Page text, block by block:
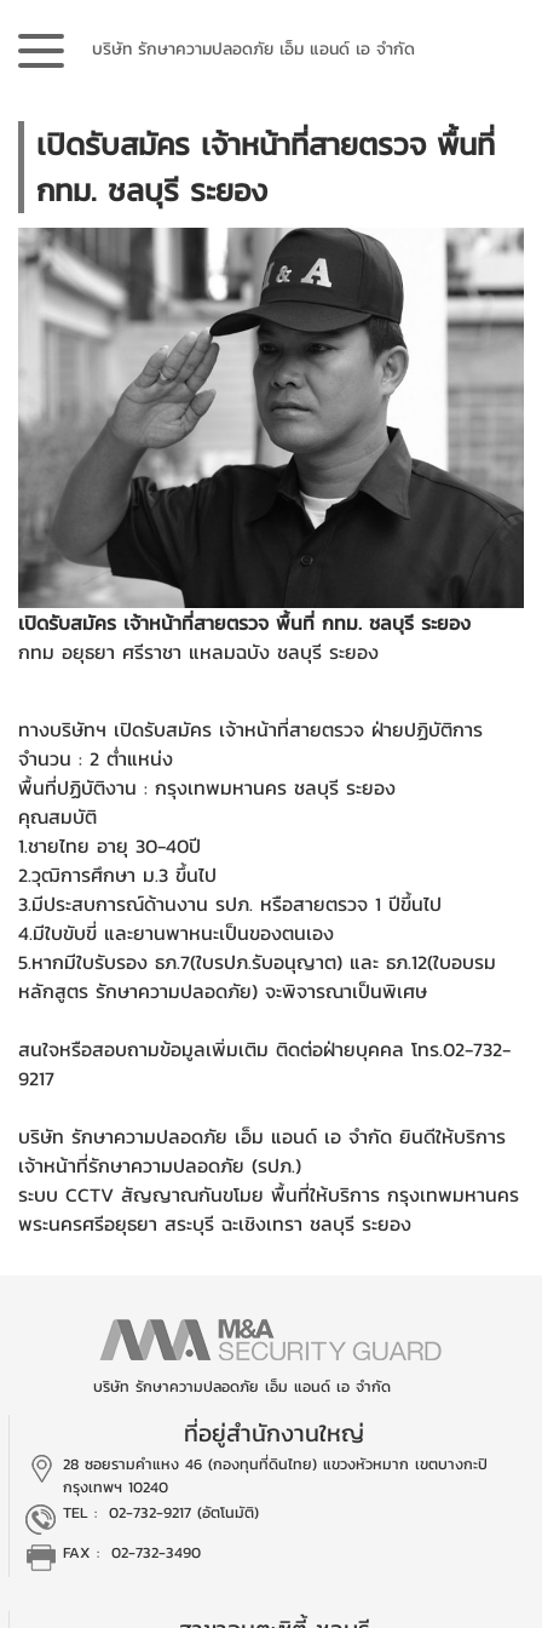
บริษัท รักษาความปลอดภัย เอ็ม แอนด์ เอ จำกัด
เปิดรับสมัคร เจ้าหน้าที่สายตรวจ พื้นที่
กทม. ชลบุรี ระยอง
เปิดรับสมัคร เจ้าหน้าที่สายตรวจ พื้นที่ กทม. ชลบุรี ระยอง
กทม อยุธยา ศรีราชา แหลมฉบัง ชลบุรี ระยอง
ทางบริษัทฯ เปิดรับสมัคร เจ้าหน้าที่สายตรวจ ฝ่ายปฏิบัติการ
จำนวน : 2 ต่ำแหน่ง
พื้นที่ปฏิบัติงาน : กรุงเทพมหานคร ชลบุรี ระยอง
คุณสมบัติ
1.ชายไทย อายุ 30-40ปี
2.วุฒิการศึกษา ม.3 ขึ้นไป
3.มีประสบการณ์ด้านงาน รปภ. หรือสายตรวจ 1 ปีขึ้นไป
4.มีใบขับขี่ และยานพาหนะเป็นของตนเอง
5.หากมีใบรับรอง ธภ.7(ใบรปภ.รับอนุญาต) และ ธภ.12(ใบอบรม
หลักสูตร รักษาความปลอดภัย) จะพิจารณาเป็นพิเศษ
สนใจหรือสอบถามข้อมูลเพิ่มเติม ติดต่อฝ่ายบุคคล โทร.02-732-
9217
บริษัท รักษาความปลอดภัย เอ็ม แอนด์ เอ จำกัด ยินดีให้บริการ
เจ้าหน้าที่รักษาความปลอดภัย (รปภ.)
ระบบ CCTV สัญญาณกันขโมย พื้นที่ให้บริการ กรุงเทพมหานคร
พระนครศรีอยุธยา สระบุรี ฉะเชิงเทรา ชลบุรี ระยอง
บริษัท รักษาความปลอดภัย เอ็ม แอนด์ เอ จำกัด
ที่อยู่สำนักงานใหญ่
28 ซอยรามคำแหง 46 (กองทุนที่ดินไทย) แขวงหัวหมาก เขตบางกะปิ
กรุงเทพฯ 10240
TEL : 02-732-9217 (อัตโนมัติ)
FAX : 02-732-3490